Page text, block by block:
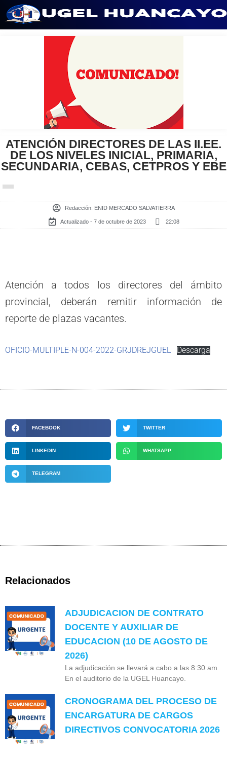
ATENCIÓN DIRECTORES DE LAS II.EE.
DE LOS NIVELES INICIAL, PRIMARIA,
SECUNDARIA, CEBAS, CETPROS Y EBE
Redacción: ENID MERCADO SALVATIERRA
Actualizado - 7 de octubre de 2023 22:08
Atención a todos los directores del ámbito
provincial, deberán remitir información de
reporte de plazas vacantes.
OFICIO-MULTIPLE-N-004-2022-GRJDREJGUEL Descarga
FACEBOOK TWITTER
LINKEDIN WHATSAPP
TELEGRAM
Relacionados
ADJUDICACION DE CONTRATO
DOCENTE Y AUXILIAR DE
EDUCACION (10 DE AGOSTO DE
2026)
La adjudicación se llevará a cabo a las 8:30 am.
En el auditorio de la UGEL Huancayo.
CRONOGRAMA DEL PROCESO DE
ENCARGATURA DE CARGOS
DIRECTIVOS CONVOCATORIA 2026